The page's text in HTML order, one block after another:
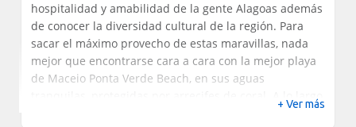
hospitalidad y amabilidad de la gente Alagoas además
de conocer la diversidad cultural de la región. Para
sacar el máximo provecho de estas maravillas, nada
mejor que encontrarse cara a cara con la mejor playa
de Maceio Ponta Verde Beach, en sus aguas
A lo largo
+ Ver más